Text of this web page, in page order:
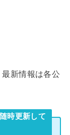
新情報は各公
時更新して